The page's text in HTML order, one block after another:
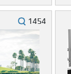
1454